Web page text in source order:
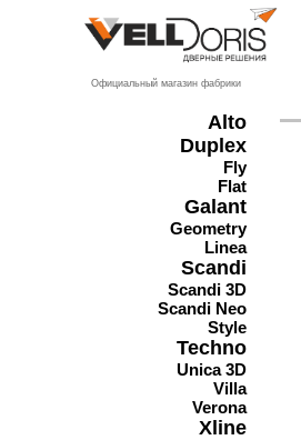
Официальный магазин фабрики
Alto
Duplex
Fly
Flat
Galant
Geometry
Linea
Scandi
Scandi 3D
Scandi Neo
Style
Techno
Unica 3D
Villa
Verona
Xline